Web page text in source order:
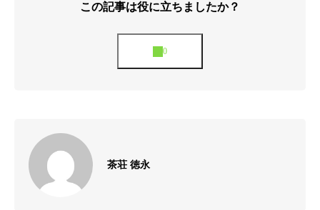
この記事は役に立ちましたか？
茶荘 徳永